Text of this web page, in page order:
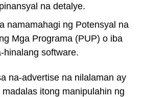
na detalye.
namamahagi ng Potensyal na
Mga Programa (PUP) o iba
hinalang software.
na-advertise na nilalaman ay
itong manipulahin ng